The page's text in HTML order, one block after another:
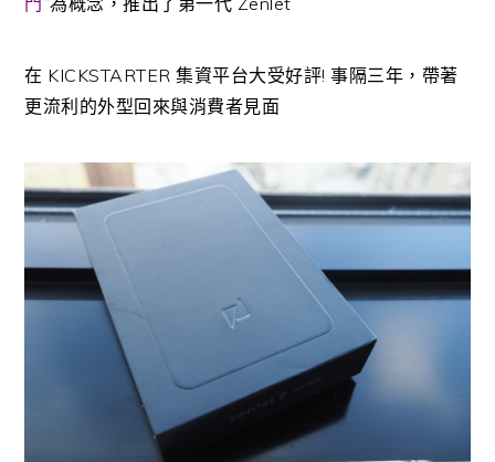
在 KICKSTARTER 集資平台大受好評! 事隔三年，帶著
更流利的外型回來與消費者見面